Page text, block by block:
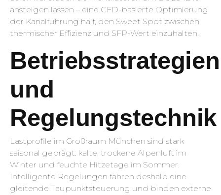
ansteigen lassen – eine CFD-basierte Optimierung
der Kanalführung half, den Sweet Spot zwischen
thermischer Effizienz und SFP-Wert einzuhalten.
Betriebsstrategien
und
Regelungstechnik
Lastprofile im Großraum München sind stark
saisonal geprägt: kalte, trockene Alpenluft im
Winter und feuchte Hitzetage im Sommer.
Intelligente Regelungen fahren deshalb eine
gleitende Taupunktsteuerung und binden externe